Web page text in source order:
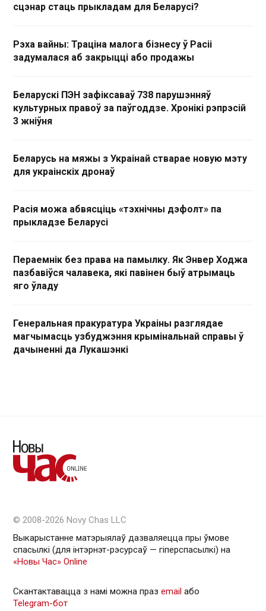
сцэнар стаць прыкладам для Беларусі?
Рэха вайны: Траціна малога бізнесу ў Расіі
задумалася аб закрыцці або продажы
Беларускі ПЭН зафіксаваў 738 парушэнняў
культурных правоў за паўгоддзе. Хронікі рэпрэсій
3 жніўня
Беларусь на мяжы з Украінай стварае новую мэту
для украінскіх дронаў
Расія можа абвясціць «тэхнічны дэфолт» па
прыкладзе Беларусі
Пераемнік без права на памылку. Як Энвер Ходжа
пазбавіўся чалавека, які павінен быў атрымаць
яго ўладу
Генеральная пракуратура Украіны разглядае
магчымасць узбуджэння крымінальнай справы ў
дачыненні да Лукашэнкі
© 2008-2026 Novy Chas LLC
Выкарыстанне матэрыялаў дазваляецца пры ўмове
спасылкі (для інтэрнэт-рэсурсаў — гiперспасылкi) на
«Новы Час» Online
Скантактавацца з намі можна праз email або
Telegram-бот